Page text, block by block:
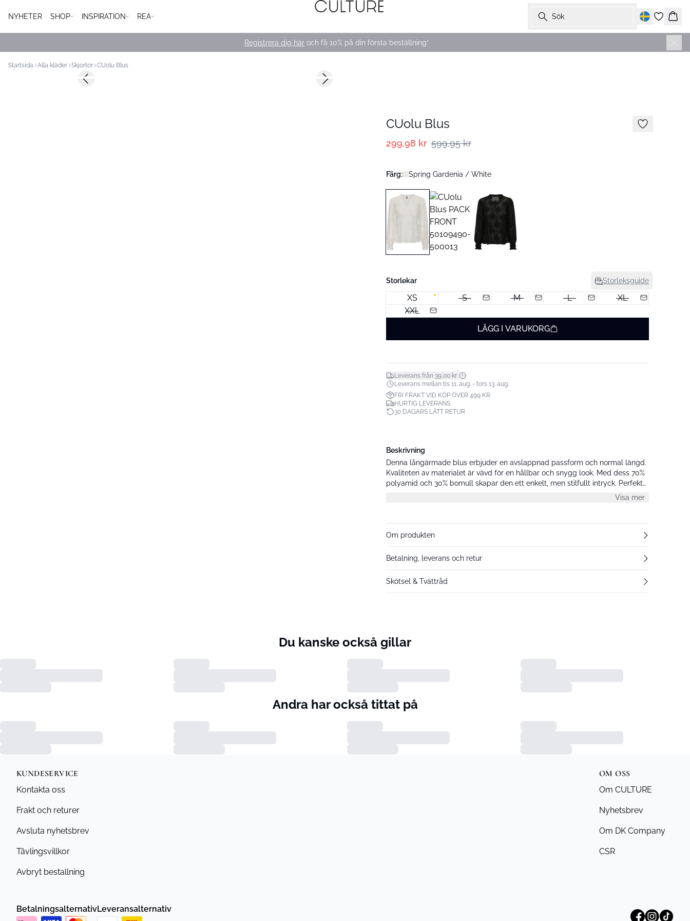
NYHETER SHOP INSPIRATION REA Sök
Korg
Registrera dig här och få 10% på din första beställning*
Startsida Alla kläder Skjortor CUolu Blus
-50%Previous slide Next slide
CUolu Blus
299,98 kr 599,95 kr
Färg: Spring Gardenia / White
Storlekar Storleksguide
XS S M L
XL
XXL
LÄGG I VARUKORG
Leverans från 39,00 kr*
Leverans mellan tis 11. aug. - tors 13. aug.
FRI FRAKT VID KÖP ÖVER 499 KR.
HURTIG LEVERANS
30 DAGARS LÄTT RETUR
Beskrivning
Denna långärmade blus erbjuder en avslappnad passform och normal längd.
Kvaliteten av materialet är vävd för en hållbar och snygg look. Med dess 70%
polyamid och 30% bomull skapar den ett enkelt, men stilfullt intryck. Perfekt
Visa mer
Om produkten
Betalning, leverans och retur
Skötsel & Tvättråd
Du kanske också gillar
Andra har också tittat på
KUNDESERVICE
Kontakta oss
Frakt och returer
Avsluta nyhetsbrev
Tävlingsvillkor
Avbryt bestallning
OM OSS
Om CULTURE
Nyhetsbrev
Om DK Company
CSR
BetalningsalternativLeveransalternativ